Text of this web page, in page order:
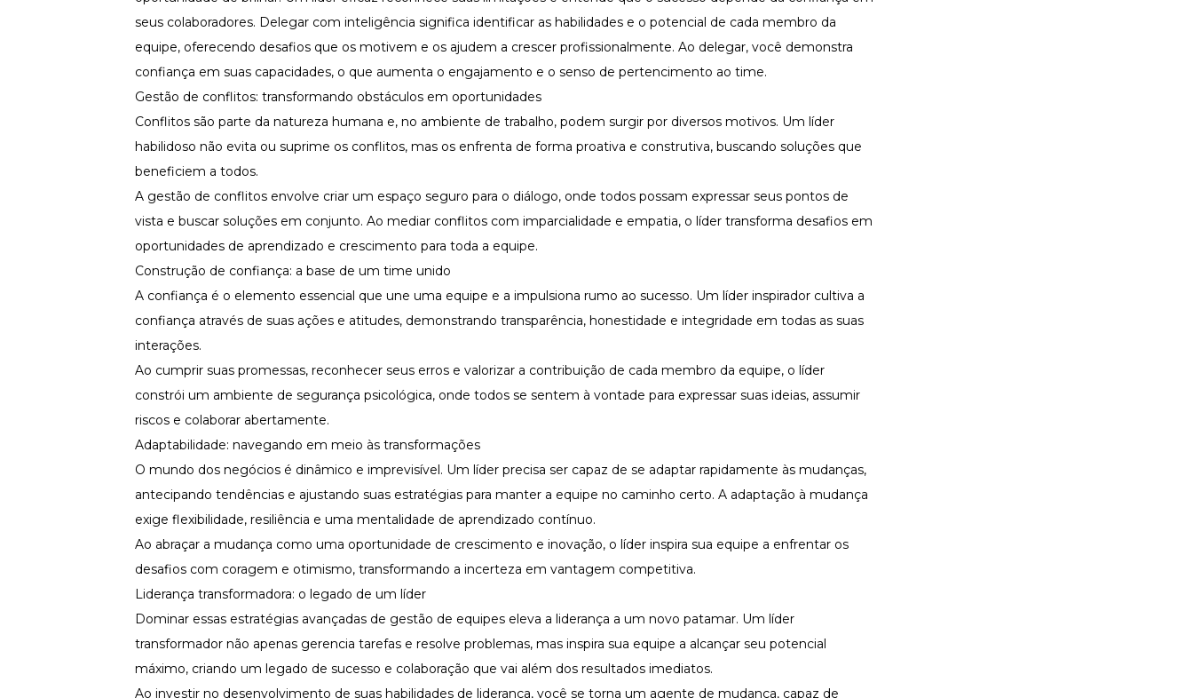
seus colaboradores. Delegar com inteligência significa identificar as habilidades e o potencial de cada membro da
equipe, oferecendo desafios que os motivem e os ajudem a crescer profissionalmente. Ao delegar, você demonstra
confiança em suas capacidades, o que aumenta o engajamento e o senso de pertencimento ao time.
Gestão de conflitos: transformando obstáculos em oportunidades
Conflitos são parte da natureza humana e, no ambiente de trabalho, podem surgir por diversos motivos. Um líder
habilidoso não evita ou suprime os conflitos, mas os enfrenta de forma proativa e construtiva, buscando soluções que
beneficiem a todos.
A gestão de conflitos envolve criar um espaço seguro para o diálogo, onde todos possam expressar seus pontos de
vista e buscar soluções em conjunto. Ao mediar conflitos com imparcialidade e empatia, o líder transforma desafios em
oportunidades de aprendizado e crescimento para toda a equipe.
Construção de confiança: a base de um time unido
A confiança é o elemento essencial que une uma equipe e a impulsiona rumo ao sucesso. Um líder inspirador cultiva a
confiança através de suas ações e atitudes, demonstrando transparência, honestidade e integridade em todas as suas
interações.
Ao cumprir suas promessas, reconhecer seus erros e valorizar a contribuição de cada membro da equipe, o líder
constrói um ambiente de segurança psicológica, onde todos se sentem à vontade para expressar suas ideias, assumir
riscos e colaborar abertamente.
Adaptabilidade: navegando em meio às transformações
O mundo dos negócios é dinâmico e imprevisível. Um líder precisa ser capaz de se adaptar rapidamente às mudanças,
antecipando tendências e ajustando suas estratégias para manter a equipe no caminho certo. A adaptação à mudança
exige flexibilidade, resiliência e uma mentalidade de aprendizado contínuo.
Ao abraçar a mudança como uma oportunidade de crescimento e inovação, o líder inspira sua equipe a enfrentar os
desafios com coragem e otimismo, transformando a incerteza em vantagem competitiva.
Liderança transformadora: o legado de um líder
Dominar essas estratégias avançadas de gestão de equipes eleva a liderança a um novo patamar. Um líder
transformador não apenas gerencia tarefas e resolve problemas, mas inspira sua equipe a alcançar seu potencial
máximo, criando um legado de sucesso e colaboração que vai além dos resultados imediatos.
Ao investir no desenvolvimento de suas habilidades de liderança, você se torna um agente de mudança, capaz de